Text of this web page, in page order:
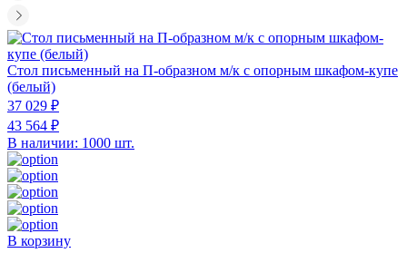
Стол письменный на П-образном м/к с опорным шкафом-купе
(белый)
37 029 ₽
43 564 ₽
В наличии: 1000 шт.
В корзину